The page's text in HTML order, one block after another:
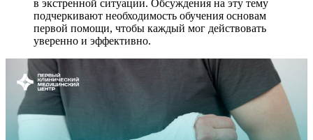
в экстренной ситуации. Обсуждения на эту тему
подчеркивают необходимость обучения основам
первой помощи, чтобы каждый мог действовать
уверенно и эффективно.